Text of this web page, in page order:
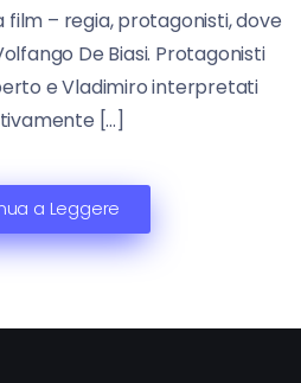
film – regia, protagonisti, dove
De Biasi. Protagonisti
e Vladimiro interpretati
[…]
a Leggere